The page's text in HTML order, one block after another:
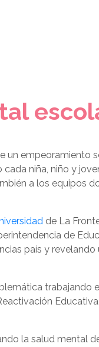
un empeoramiento
niña, niño y
a los equipos
de La
de
país y revelando
trabajando
la salud mental